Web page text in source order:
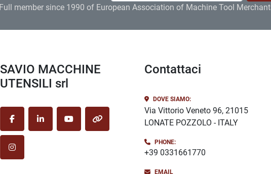
Full member since 1990 of European Association of Machine Tool
SAVIO MACCHINE
UTENSILI srl
facebooklinkedinyoutubeother
instagram
Contattaci
DOVE SIAMO:
Via Vittorio Veneto 96, 21015
LONATE POZZOLO - ITALY
PHONE:
+39 0331661770
EMAIL